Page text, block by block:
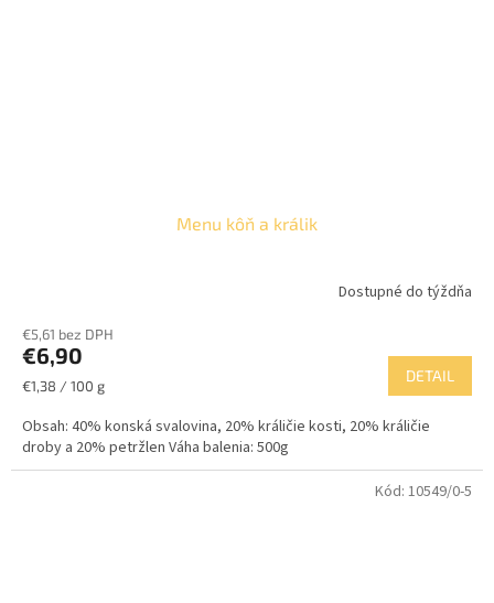
Menu kôň a králik
Dostupné do týždňa
€5,61 bez DPH
€6,90
Jednotková
€1,38 / 100 g
DETAIL
Obsah: 40% konská svalovina, 20% králičie kosti, 20% králičie
droby a 20% petržlen Váha balenia: 500g
Kód: 10549/0-5